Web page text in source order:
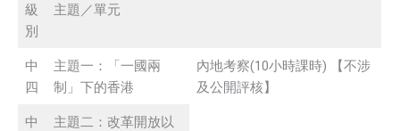
級
別
主題／單元
中
四
主題一：「一國兩
制」下的香港
內地考察(10小時課時) 【不涉
及公開評核】
中
主題二：改革開放以